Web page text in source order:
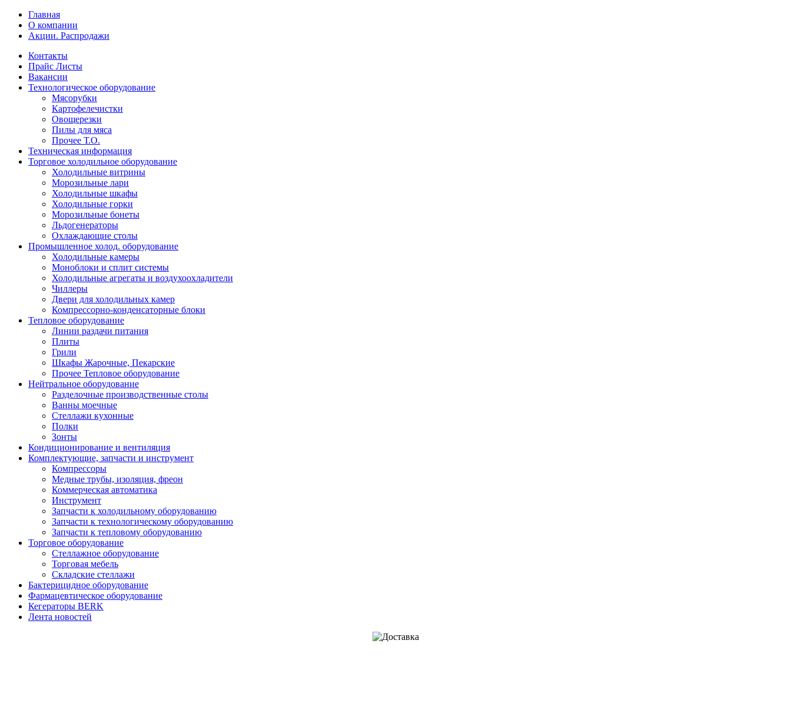
Главная
О компании
Акции. Распродажи
Контакты
Прайс Листы
Вакансии
Технологическое оборудование
Мясорубки
Картофелечистки
Овощерезки
Пилы для мяса
Прочее Т.О.
Техническая информация
Торговое холодильное оборудование
Холодильные витрины
Морозильные лари
Холодильные шкафы
Холодильные горки
Морозильные бонеты
Льдогенераторы
Охлаждающие столы
Промышленное холод. оборудование
Холодильные камеры
Моноблоки и сплит системы
Холодильные агрегаты и воздухоохладители
Чиллеры
Двери для холодильных камер
Компрессорно-конденсаторные блоки
Тепловое оборудование
Линии раздачи питания
Плиты
Грили
Шкафы Жарочные, Пекарские
Прочее Тепловое оборудование
Нейтральное оборудование
Разделочные производственные столы
Ванны моечные
Стеллажи кухонные
Полки
Зонты
Кондиционирование и вентиляция
Комплектующие, запчасти и инструмент
Компрессоры
Медные трубы, изоляция, фреон
Коммерческая автоматика
Инструмент
Запчасти к холодильному оборудованию
Запчасти к технологическому оборудованию
Запчасти к тепловому оборудованию
Торговое оборудование
Стеллажное оборудование
Торговая мебель
Складские стеллажи
Бактерицидное оборудование
Фармацевтическое оборудование
Кегераторы BERK
Лента новостей